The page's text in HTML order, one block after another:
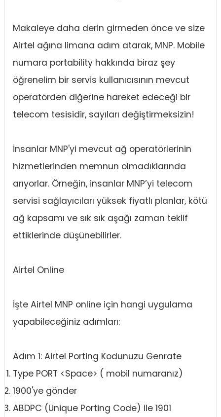
Makaleye daha derin girmeden önce ve size
Airtel ağına limana adım atarak, MNP. Mobile
numara portability hakkında biraz şey
öğrenelim bir servis kullanıcısının mevcut
operatörden diğerine hareket edeceği bir
telecom tesisidir, sayıları değiştirmeksizin!
İnsanlar MNP'yi mevcut ağ operatörlerinin
hizmetlerinden memnun olmadıklarında
arıyorlar. Örneğin, insanlar MNP’yi telecom
servisi sağlayıcıları yüksek fiyatlı planlar, kötü
ağ kapsamı ve sık sık aşağı zaman teklif
ettiklerinde düşünebilirler.
Airtel Online
İşte Airtel MNP online için hangi uygulama
yapabileceğiniz adımları:
Adım 1: Airtel Porting Kodunuzu Genrate
Type PORT <Space> ( mobil numaranız)
1900'ye gönder
ABDPC (Unique Porting Code) ile 1901